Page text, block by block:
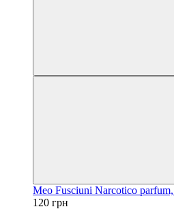
Meo Fusciuni Narcotico parfum,
120 грн